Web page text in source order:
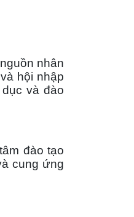
nhân
hội nhập
và đào
đào tạo
cung ứng